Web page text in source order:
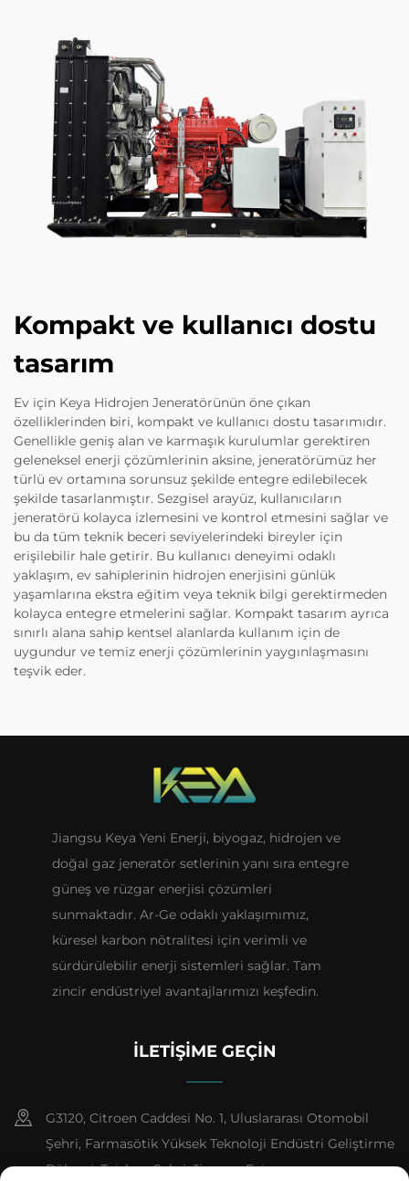
Kompakt ve kullanıcı dostu
tasarım
Ev için Keya Hidrojen Jeneratörünün öne çıkan
özelliklerinden biri, kompakt ve kullanıcı dostu tasarımıdır.
Genellikle geniş alan ve karmaşık kurulumlar gerektiren
geleneksel enerji çözümlerinin aksine, jeneratörümüz her
türlü ev ortamına sorunsuz şekilde entegre edilebilecek
şekilde tasarlanmıştır. Sezgisel arayüz, kullanıcıların
jeneratörü kolayca izlemesini ve kontrol etmesini sağlar ve
bu da tüm teknik beceri seviyelerindeki bireyler için
erişilebilir hale getirir. Bu kullanıcı deneyimi odaklı
yaklaşım, ev sahiplerinin hidrojen enerjisini günlük
yaşamlarına ekstra eğitim veya teknik bilgi gerektirmeden
kolayca entegre etmelerini sağlar. Kompakt tasarım ayrıca
sınırlı alana sahip kentsel alanlarda kullanım için de
uygundur ve temiz enerji çözümlerinin yaygınlaşmasını
teşvik eder.
Jiangsu Keya Yeni Enerji, biyogaz, hidrojen ve
doğal gaz jeneratör setlerinin yanı sıra entegre
güneş ve rüzgar enerjisi çözümleri
sunmaktadır. Ar-Ge odaklı yaklaşımımız,
küresel karbon nötralitesi için verimli ve
sürdürülebilir enerji sistemleri sağlar. Tam
zincir endüstriyel avantajlarımızı keşfedin.
İLETIŞIME GEÇIN
G3120, Citroen Caddesi No. 1, Uluslararası Otomobil
Şehri, Farmasötik Yüksek Teknoloji Endüstri Geliştirme
Bölgesi, Taizhou Şehri, Jiangsu Evi